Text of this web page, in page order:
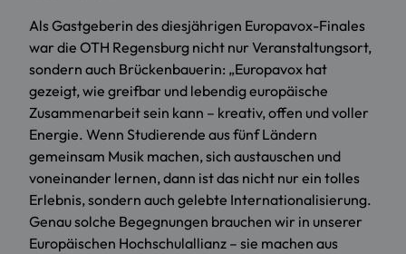
Als Gastgeberin des diesjährigen Europavox-Finales
war die OTH Regensburg nicht nur Veranstaltungsort,
sondern auch Brückenbauerin: „Europavox hat
gezeigt, wie greifbar und lebendig europäische
Zusammenarbeit sein kann – kreativ, offen und voller
Energie. Wenn Studierende aus fünf Ländern
gemeinsam Musik machen, sich austauschen und
voneinander lernen, dann ist das nicht nur ein tolles
Erlebnis, sondern auch gelebte Internationalisierung.
Genau solche Begegnungen brauchen wir in unserer
Europäischen Hochschulallianz – sie machen aus